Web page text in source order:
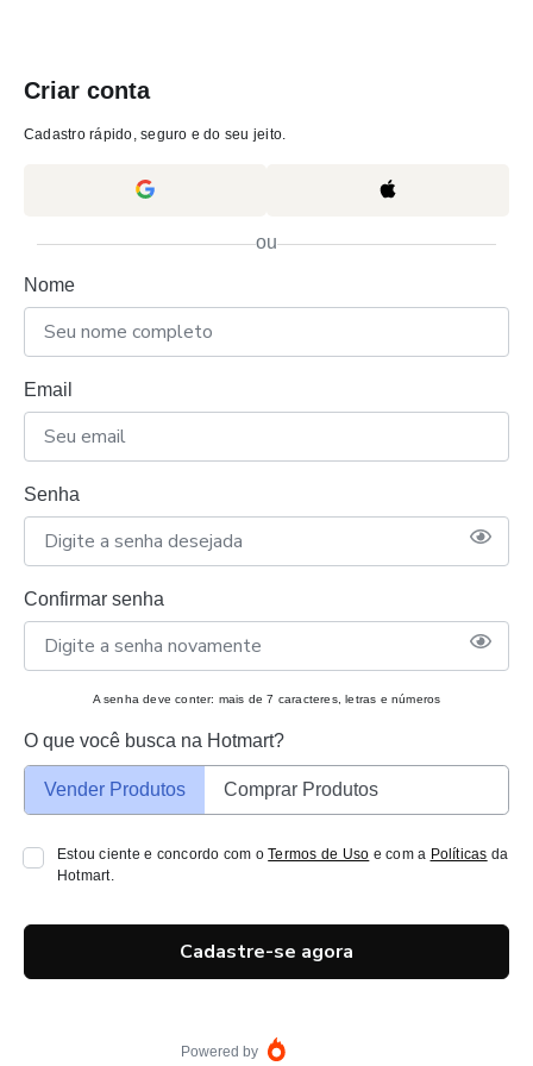
Criar conta
Cadastro rápido, seguro e do seu jeito.
ou
Nome
Email
Senha
Confirmar senha
A senha deve conter: mais de 7 caracteres, letras e números
O que você busca na Hotmart?
Vender Produtos Comprar Produtos
Estou ciente e concordo com oTermos de Uso e com a Políticas da
Hotmart.
Cadastre-se agora
Powered by